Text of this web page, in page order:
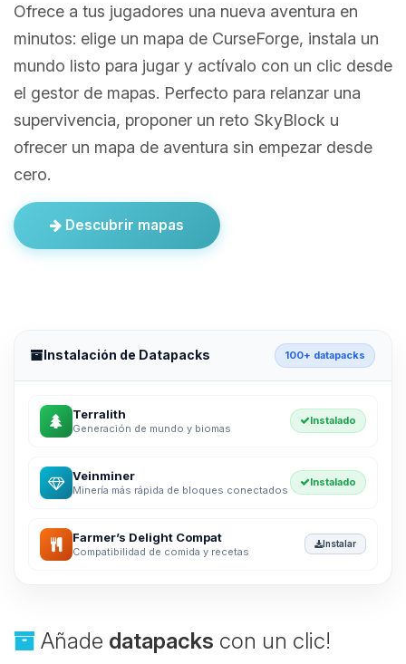
Ofrece a tus jugadores una nueva aventura en
minutos: elige un mapa de CurseForge, instala un
mundo listo para jugar y actívalo con un clic desde
el gestor de mapas. Perfecto para relanzar una
supervivencia, proponer un reto SkyBlock u
ofrecer un mapa de aventura sin empezar desde
cero.
Descubrir mapas
Instalación de Datapacks 100+ datapacks
Terralith
Generación de mundo y biomas
Instalado
Veinminer
Minería más rápida de bloques conectados
Instalado
Farmer’s Delight Compat
Compatibilidad de comida y recetas
Instalar
Añade datapacks con un clic!